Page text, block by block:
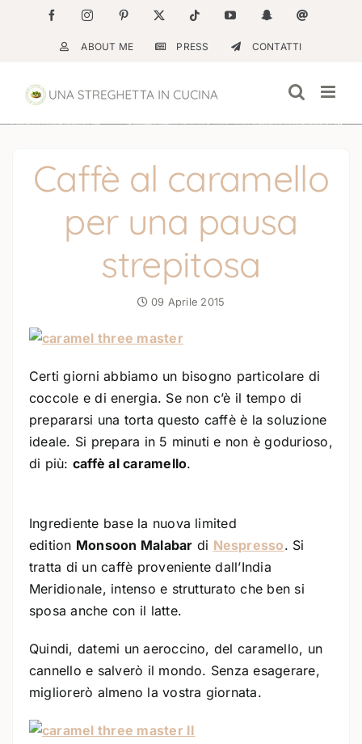
contenuto
FacebookInstagramPinterest Tiktok YouTubeSnapchatEmail
ABOUT ME PRESS CONTATTI
Caffè al caramello
per una pausa
strepitosa
09 Aprile 2015
Certi giorni abbiamo un bisogno particolare di
coccole e di energia. Se non c’è il tempo di
prepararsi una torta questo caffè è la soluzione
ideale. Si prepara in 5 minuti e non è godurioso,
di più: caffè al caramello.
Ingrediente base la nuova limited
edition Monsoon Malabar di Nespresso. Si
tratta di un caffè proveniente dall’India
Meridionale, intenso e strutturato che ben si
sposa anche con il latte.
Quindi, datemi un aeroccino, del caramello, un
cannello e salverò il mondo. Senza esagerare,
migliorerò almeno la vostra giornata.